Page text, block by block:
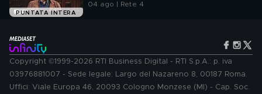
PUNTATA INTERA
04 ago | Rete 4
Copyright ©1999-2026 RTI Business Digital - RTI S.p.A.: p. iva
03976881007 - Sede legale: Largo del Nazareno 8, 00187 Roma.
Uffici: Viale Europa 46, 20093 Cologno Monzese (MI) - Cap. Soc.